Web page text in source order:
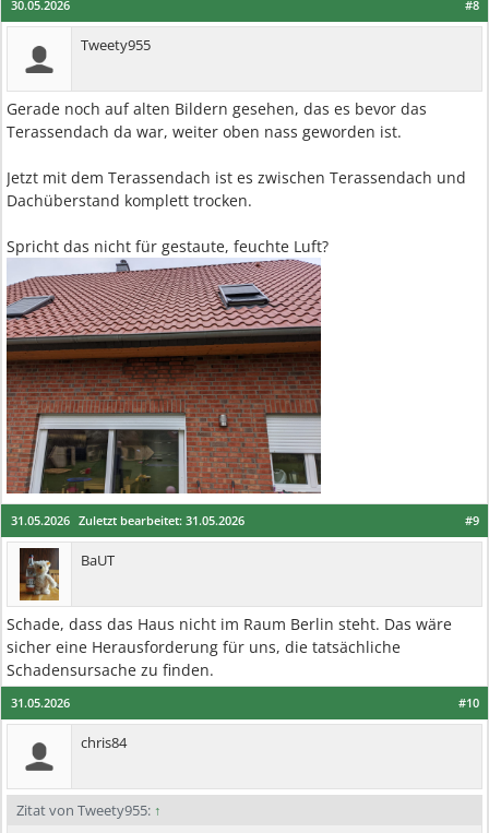
#8
30.05.2026
Tweety955
Gerade noch auf alten Bildern gesehen, das es bevor das
Terassendach da war, weiter oben nass geworden ist.
Jetzt mit dem Terassendach ist es zwischen Terassendach und
Dachüberstand komplett trocken.
Spricht das nicht für gestaute, feuchte Luft?
#9
31.05.2026 Zuletzt bearbeitet: 31.05.2026
BaUT
Schade, dass das Haus nicht im Raum Berlin steht. Das wäre
sicher eine Herausforderung für uns, die tatsächliche
Schadensursache zu finden.
#10
31.05.2026
chris84
Zitat von Tweety955: ↑